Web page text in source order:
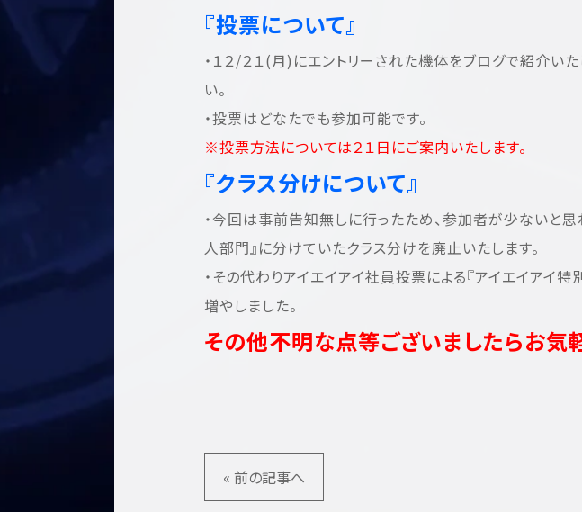
『投票について』
・１２/２１(月)にエントリーされた機体をブログで紹介い
い。
・投票はどなたでも参加可能です。
※投票方法については２１日にご案内いたします。
『クラス分けについて』
・今回は事前告知無しに行ったため、参加者が少ないと思
人部門』に分けていたクラス分けを廃止いたします。
・その代わりアイエイアイ社員投票による『アイエイアイ
増やしました。
その他不明な点等ございましたらお気
« 前の記事へ